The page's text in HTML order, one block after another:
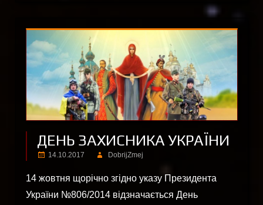
ДЕНЬ ЗАХИСНИКА УКРАЇНИ
14.10.2017 DobrijZmej
14 жовтня щорічно згідно указу Президента
України №806/2014 відзначається День